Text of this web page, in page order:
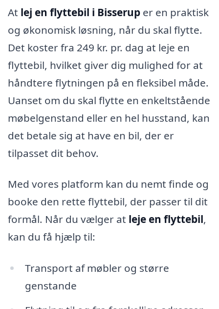
At lej en flyttebil i Bisserup er en praktisk
og økonomisk løsning, når du skal flytte.
Det koster fra 249 kr. pr. dag at leje en
flyttebil, hvilket giver dig mulighed for at
håndtere flytningen på en fleksibel måde.
Uanset om du skal flytte en enkeltstående
møbelgenstand eller en hel husstand, kan
det betale sig at have en bil, der er
tilpasset dit behov.
Med vores platform kan du nemt finde og
booke den rette flyttebil, der passer til dit
formål. Når du vælger at leje en flyttebil,
kan du få hjælp til:
Transport af møbler og større
genstande